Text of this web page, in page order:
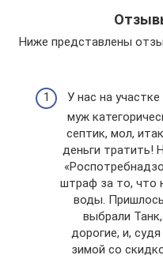
Ниже представлены
У нас на
муж
септик, мол,
деньги тратить!
штраф за то, что
воды.
выбрали
дорогие, и,
зимой со